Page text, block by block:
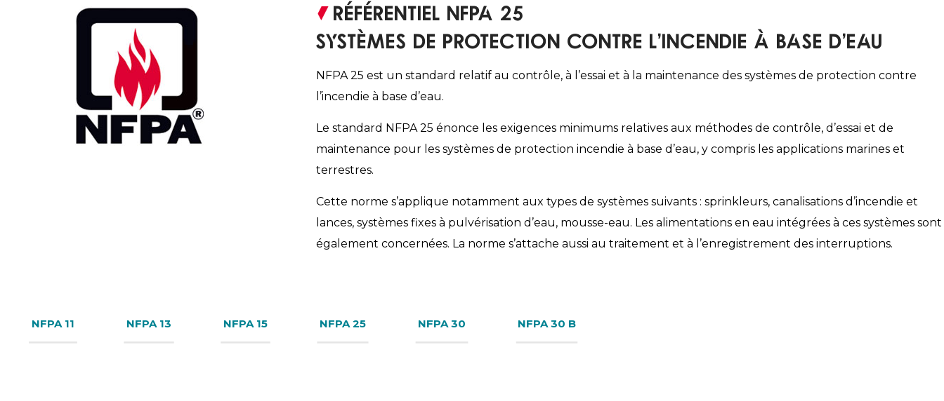
Référentiel NFPA 25
Systèmes de protection contre l’incendie à base d’eau
NFPA 25 est un standard relatif au contrôle, à l’essai et à la maintenance des systèmes de protection contre
l’incendie à base d’eau.
Le standard NFPA 25 énonce les exigences minimums relatives aux méthodes de contrôle, d’essai et de
maintenance pour les systèmes de protection incendie à base d’eau, y compris les applications marines et
terrestres.
Cette norme s’applique notamment aux types de systèmes suivants : sprinkleurs, canalisations d’incendie et
lances, systèmes fixes à pulvérisation d’eau, mousse-eau. Les alimentations en eau intégrées à ces systèmes sont
également concernées. La norme s’attache aussi au traitement et à l’enregistrement des interruptions.
NFPA 11 NFPA 13 NFPA 15 NFPA 25 NFPA 30 NFPA 30 B